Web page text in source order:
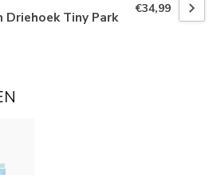
Tiny Park €34,99